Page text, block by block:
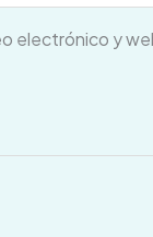
electrónico y